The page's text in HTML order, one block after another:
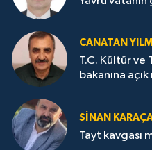
CANATAN
T.C. Kültür ve
bakanına
SİNAN
Tayt kavgası